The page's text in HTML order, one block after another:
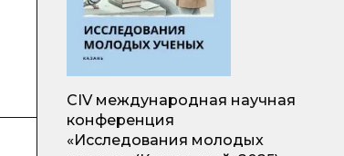
CIV международная научная
конференция
«Исследования молодых